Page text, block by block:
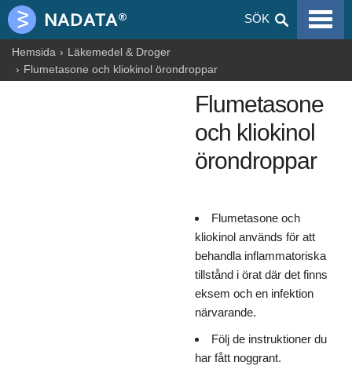
SÖK
VIRALA SJUKDOMAR
ALLERGIER
GRAVIDITET
Hemsida
Läkemedel & Droger
Flumetasone och kliokinol örondroppar
Flumetasone
och kliokinol
örondroppar
Flumetasone och
kliokinol används för att
behandla inflammatoriska
tillstånd i örat där det finns
eksem och en infektion
närvarande.
Följ de instruktioner du
har fått noggrant.